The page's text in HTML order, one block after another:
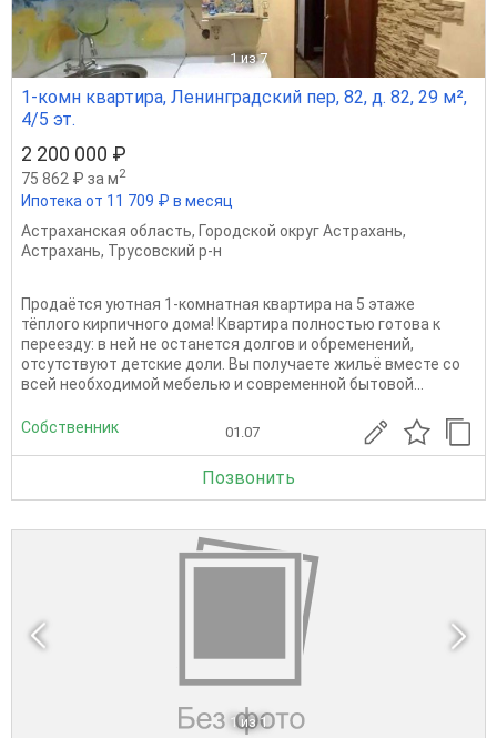
1 из 7
1-комн квартира, Ленинградский пер, 82, д. 82, 29 м²,
4/5 эт.
2 200 000 ₽
75 862 ₽ за м2
Ипотека от 11 709 ₽ в месяц
Астраханская область, Городской округ Астрахань,
Астрахань, Трусовский р-н
Продаётся уютная 1-комнатная квартира на 5 этаже
тёплого кирпичного дома! Квартира полностью готова к
переезду: в ней не останется долгов и обременений,
отсутствуют детские доли. Вы получаете жильё вместе со
всей необходимой мебелью и современной бытовой...
Собственник 01.07
Позвонить
1 из 1